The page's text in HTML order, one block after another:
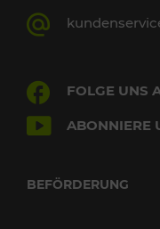
FOLGE UNS
ABONNIERE
BEFÖRDERUNG